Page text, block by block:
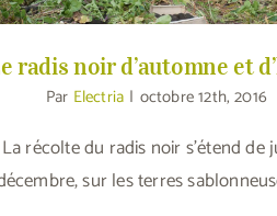
radis noir d’automne et
Par Electria | octobre 12th, 2016
La récolte du radis noir s’étend de
sur les terres